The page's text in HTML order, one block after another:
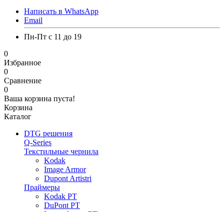
Написать в WhatsApp
Email
Пн-Пт с 11 до 19
0
Избранное
0
Сравнение
0
Ваша корзина пуста!
Корзина
Каталог
DTG решения
Q-Series
Текстильные чернила
Kodak
Image Armor
Dupont Artistri
Праймеры
Kodak PT
DuPont PT